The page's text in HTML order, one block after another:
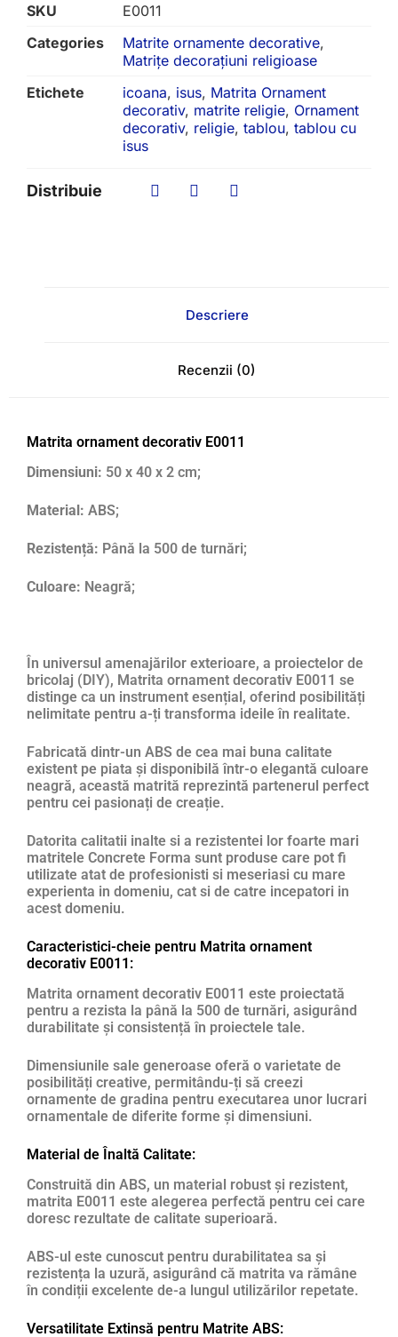
SKU
E0011
Categories
Matrite ornamente decorative,
Matrițe decorațiuni religioase
Etichete
icoana, isus, Matrita Ornament
decorativ, matrite religie, Ornament
decorativ, religie, tablou, tablou cu
isus
Distribuie
Descriere
Recenzii (0)
Matrita ornament decorativ E0011
Dimensiuni: 50 x 40 x 2 cm;
Material: ABS;
Rezistență: Până la 500 de turnări;
Culoare: Neagră;
În universul amenajărilor exterioare, a proiectelor de
bricolaj (DIY), Matrita ornament decorativ E0011 se
distinge ca un instrument esențial, oferind posibilități
nelimitate pentru a-ți transforma ideile în realitate.
Fabricată dintr-un ABS de cea mai buna calitate
existent pe piata și disponibilă într-o elegantă culoare
neagră, această matrită reprezintă partenerul perfect
pentru cei pasionați de creație.
Datorita calitatii inalte si a rezistentei lor foarte mari
matritele Concrete Forma sunt produse care pot fi
utilizate atat de profesionisti si meseriasi cu mare
experienta in domeniu, cat si de catre incepatori in
acest domeniu.
Caracteristici-cheie pentru Matrita ornament
decorativ E0011:
Matrita ornament decorativ E0011 este proiectată
pentru a rezista la până la 500 de turnări, asigurând
durabilitate și consistență în proiectele tale.
Dimensiunile sale generoase oferă o varietate de
posibilități creative, permitându-ți să creezi
ornamente de gradina pentru executarea unor lucrari
ornamentale de diferite forme și dimensiuni.
Material de Înaltă Calitate:
Construită din ABS, un material robust și rezistent,
matrita E0011 este alegerea perfectă pentru cei care
doresc rezultate de calitate superioară.
ABS-ul este cunoscut pentru durabilitatea sa și
rezistența la uzură, asigurând că matrita va rămâne
în condiții excelente de-a lungul utilizărilor repetate.
Versatilitate Extinsă pentru Matrite ABS: